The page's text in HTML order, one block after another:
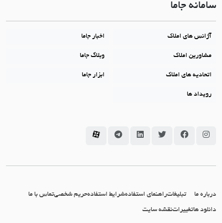
سامانه جاما
آژانس های املاک اخبار جاما
مشاورین املاک وبلاگ جاما
اتحادیه های املاک ابزار جاما
رویداد ها
سامانه جاما در اینستاگرام
سامانه جاما در فیسبوک
سامانه جاما در توئیتر
سامانه جاما در لینکداین
سامانه جاما در تلگرام
سامانه جاما در آپارات
درباره ما تبلیغاتراهنمای استفادهشرایط استفادهحریم شخصیتماس با ما
دانلود هاتغییراتنقشه سایت